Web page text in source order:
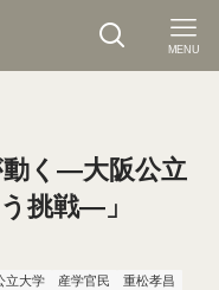
MENU
動く―大阪公立
挑戦―」
立大学 産学官民 重松孝昌